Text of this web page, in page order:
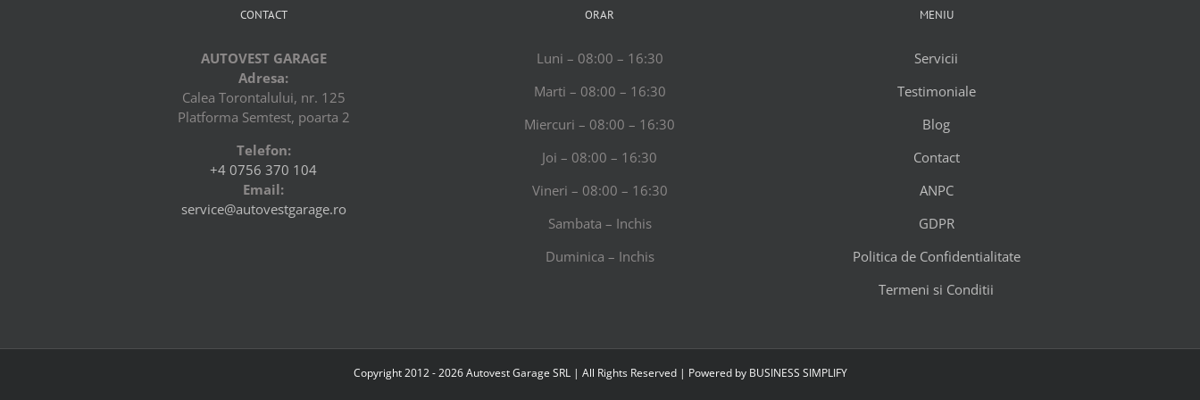
CONTACT
AUTOVEST GARAGE
Adresa:
Calea Torontalului, nr. 125
Platforma Semtest, poarta 2
Telefon:
+4 0756 370 104
Email:
service@autovestgarage.ro
ORAR
Luni – 08:00 – 16:30
Marti – 08:00 – 16:30
Miercuri – 08:00 – 16:30
Joi – 08:00 – 16:30
Vineri – 08:00 – 16:30
Sambata – Inchis
Duminica – Inchis
MENIU
Servicii
Testimoniale
Blog
Contact
ANPC
GDPR
Politica de Confidentialitate
Termeni si Conditii
Copyright 2012 - 2026 Autovest Garage SRL | All Rights Reserved | Powered by BUSINESS SIMPLIFY